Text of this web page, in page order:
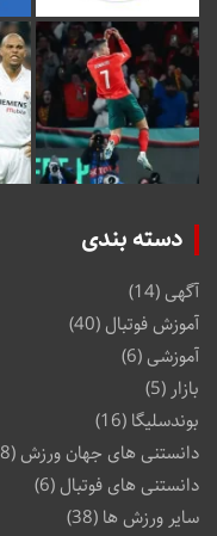
دسته بندی
آگهی(14)
آموزش فوتبال (40)
آموزشی(6)
بازار (5)
بوندسلیگا (16)
دانستنی های جهان ورزش(38)
دانستنی های فوتبال (6)
سایر ورزش ها (38)